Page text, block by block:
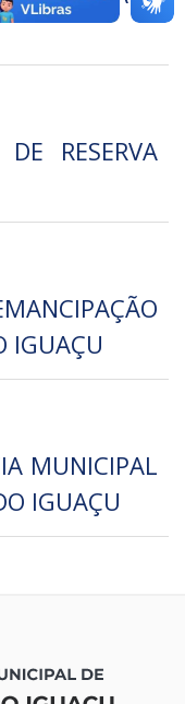
RESERVA
IGUAÇU
MUNICIPAL
IGUAÇU